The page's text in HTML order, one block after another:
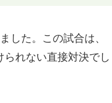
した。この試合は、
れない直接対決でし